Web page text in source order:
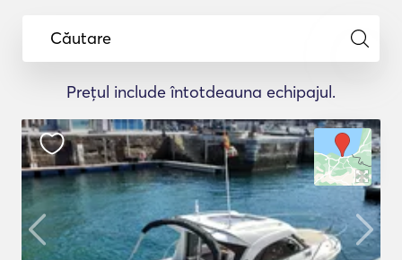
Căutare
Prețul include întotdeauna echipajul.